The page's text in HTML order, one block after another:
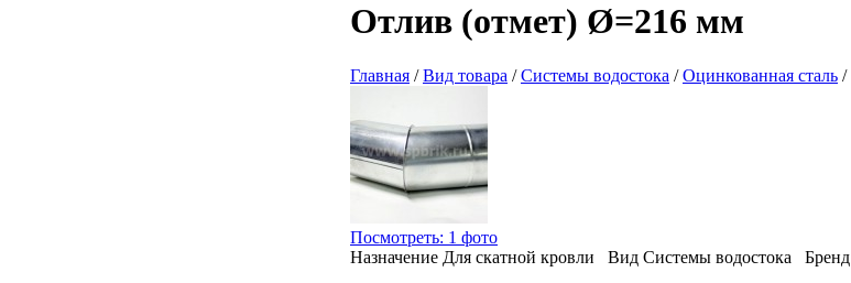
Отлив (отмет) Ø=216 мм
Главная /Вид товара /Системы водостока /Оцинкованная сталь /
Посмотреть: 1 фото
Назначение Для скатной кровли Вид Системы водостока Бренд